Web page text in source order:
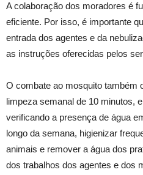
A colaboração dos moradores é
eficiente. Por isso, é importante
entrada dos agentes e da
as instruções oferecidas pelos
O combate ao mosquito também
limpeza semanal de 10 minutos,
verificando a presença de água
longo da semana, higienizar
animais e remover a água dos
dos trabalhos dos agentes e dos